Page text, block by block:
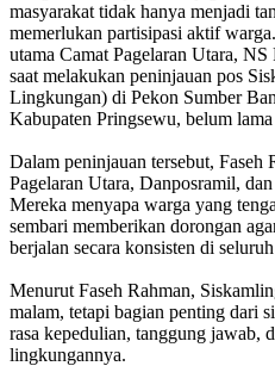
masyarakat tidak hanya menjadi
memerlukan partisipasi aktif
utama Camat Pagelaran Utara,
saat melakukan peninjauan pos
Lingkungan) di Pekon Sumber
Kabupaten Pringsewu, belum
‎Dalam peninjauan tersebut,
Pagelaran Utara, Danposramil,
Mereka menyapa warga yang
sembari memberikan dorongan
berjalan secara konsisten di
‎Menurut Faseh Rahman,
malam, tetapi bagian penting dari
rasa kepedulian, tanggung jawab,
lingkungannya.